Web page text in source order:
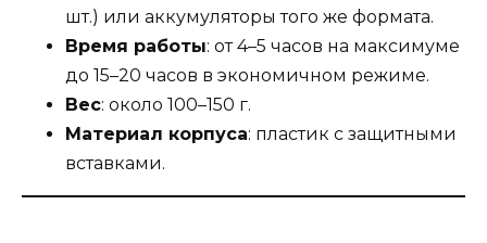
шт.) или аккумуляторы того же формата.
Время работы: от 4–5 часов на максимуме
до 15–20 часов в экономичном режиме.
Вес: около 100–150 г.
Материал корпуса: пластик с защитными
вставками.